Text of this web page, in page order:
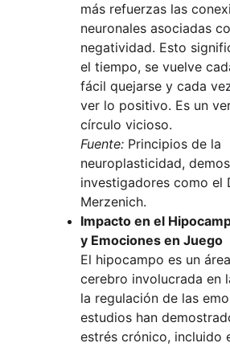
más refuerzas las
neuronales asociadas
negatividad. Esto
el tiempo, se vuelve
fácil quejarse y cada
ver lo positivo. Es un
círculo vicioso.
Fuente: Principios de la
neuroplasticidad,
investigadores como el
Merzenich.
Impacto en el
y Emociones en Juego
El hipocampo es un
cerebro involucrada en
la regulación de las
estudios han
estrés crónico, incluido